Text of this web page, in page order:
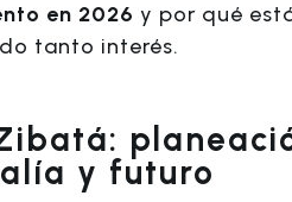
en 2026 y por qué
tanto interés.
y futuro